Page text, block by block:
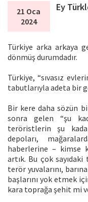
21 Oca
2024
Ey
Türkiye arka arkaya
dönmüş durumdadır.
Türkiye, “sıvasız
tabutlarıyla adeta bir
Bir kere daha sözün
sonra gelen “şu
teröristlerin şu
depoları,
haberlerine – kimse
artık. Bu çok
terör yuvalarını,
başlarını yok etmek
kara toprağa şehit mi